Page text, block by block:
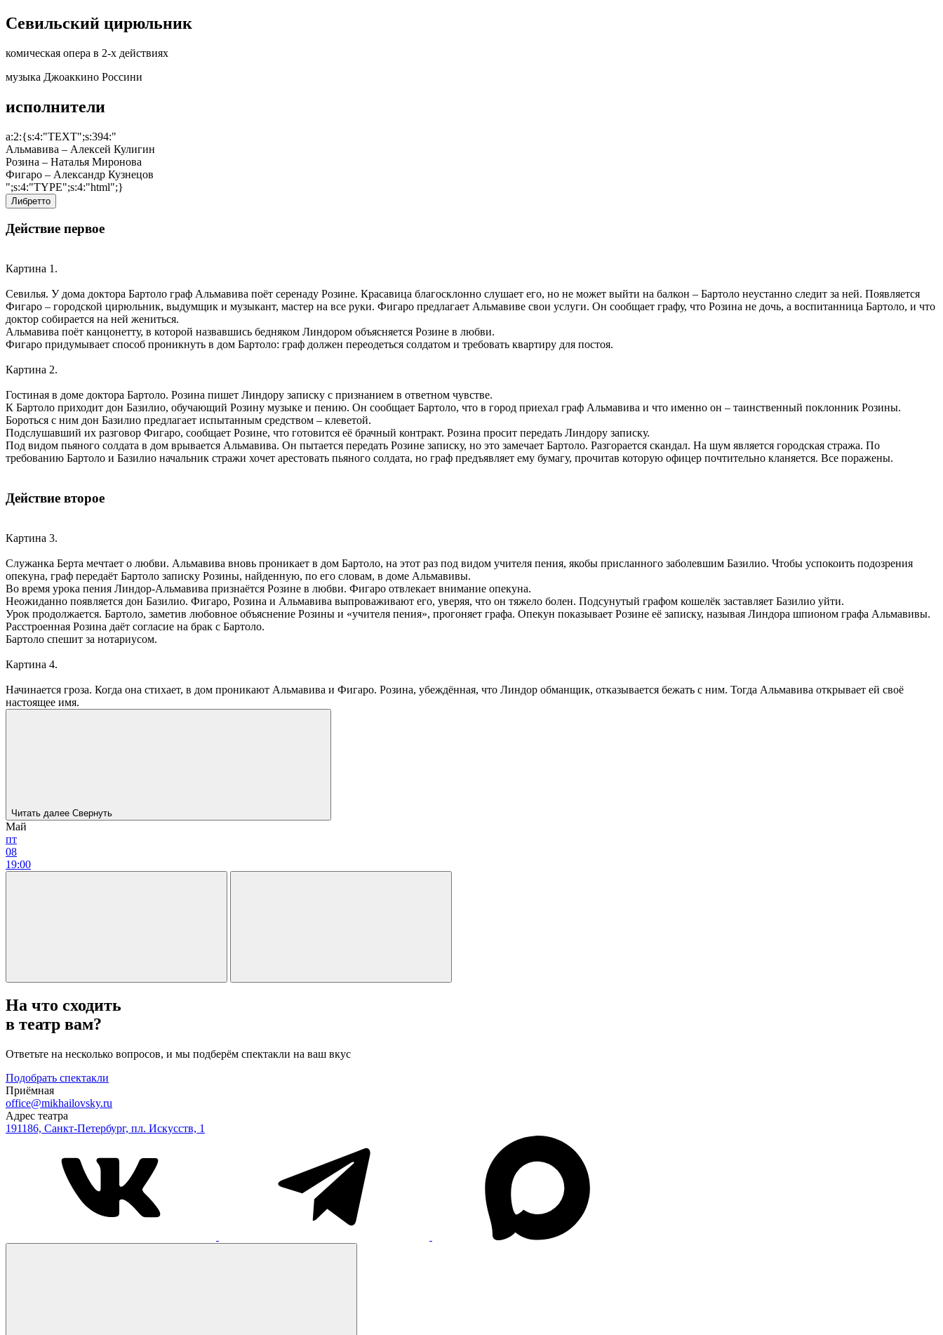
Севильский цирюльник
комическая опера в 2-х действиях
музыка Джоаккино Россини
исполнители
a:2:{s:4:"TEXT";s:394:"
Альмавива – Алексей Кулигин
Розина – Наталья Миронова
Фигаро – Александр Кузнецов
";s:4:"TYPE";s:4:"html";}
Либретто
Действие первое
Картина 1.
Севилья. У дома доктора Бартоло граф Альмавива поёт серенаду Розине. Красавица благосклонно слушает его, но не может выйти на балкон – Бартоло неустанно следит за ней. Появляется
Фигаро – городской цирюльник, выдумщик и музыкант, мастер на все руки. Фигаро предлагает Альмавиве свои услуги. Он сообщает графу, что Розина не дочь, а воспитанница Бартоло, и что
доктор собирается на ней жениться.
Альмавива поёт канцонетту, в которой назвавшись бедняком Линдором объясняется Розине в любви.
Фигаро придумывает способ проникнуть в дом Бартоло: граф должен переодеться солдатом и требовать квартиру для постоя.
Картина 2.
Гостиная в доме доктора Бартоло. Розина пишет Линдору записку с признанием в ответном чувстве.
К Бартоло приходит дон Базилио, обучающий Розину музыке и пению. Он сообщает Бартоло, что в город приехал граф Альмавива и что именно он – таинственный поклонник Розины.
Бороться с ним дон Базилио предлагает испытанным средством – клеветой.
Подслушавший их разговор Фигаро, сообщает Розине, что готовится её брачный контракт. Розина просит передать Линдору записку.
Под видом пьяного солдата в дом врывается Альмавива. Он пытается передать Розине записку, но это замечает Бартоло. Разгорается скандал. На шум является городская стража. По
требованию Бартоло и Базилио начальник стражи хочет арестовать пьяного солдата, но граф предъявляет ему бумагу, прочитав которую офицер почтительно кланяется. Все поражены.
Действие второе
Картина 3.
Служанка Берта мечтает о любви. Альмавива вновь проникает в дом Бартоло, на этот раз под видом учителя пения, якобы присланного заболевшим Базилио. Чтобы успокоить подозрения
опекуна, граф передаёт Бартоло записку Розины, найденную, по его словам, в доме Альмавивы.
Во время урока пения Линдор-Альмавива признаётся Розине в любви. Фигаро отвлекает внимание опекуна.
Неожиданно появляется дон Базилио. Фигаро, Розина и Альмавива выпроваживают его, уверяя, что он тяжело болен. Подсунутый графом кошелёк заставляет Базилио уйти.
Урок продолжается. Бартоло, заметив любовное объяснение Розины и «учителя пения», прогоняет графа. Опекун показывает Розине её записку, называя Линдора шпионом графа Альмавивы.
Расстроенная Розина даёт согласие на брак с Бартоло.
Бартоло спешит за нотариусом.
Картина 4.
Начинается гроза. Когда она стихает, в дом проникают Альмавива и Фигаро. Розина, убеждённая, что Линдор обманщик, отказывается бежать с ним. Тогда Альмавива открывает ей своё
настоящее имя.
Читать далее Свернуть
Май
пт
08
19:00
На что сходить
в театр вам?
Ответьте на несколько вопросов, и мы подберём спектакли на ваш вкус
Подобрать спектакли
Приёмная
office@mikhailovsky.ru
Адрес театра
191186, Санкт-Петербург, пл. Искусств, 1